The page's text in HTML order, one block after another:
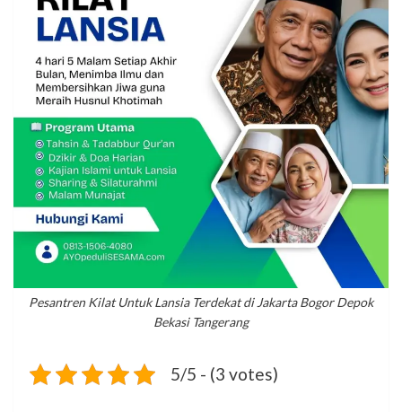
Pesantren Kilat Untuk Lansia Terdekat di Jakarta Bogor Depok
Bekasi Tangerang
5/5 - (3 votes)